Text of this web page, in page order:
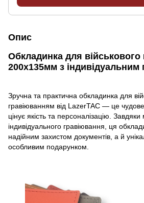
Опис
Обкладинка для військового
200х135мм з індивідуальним
Зручна та практична обкладинка для
гравіюванням від LazerTAC — це
цінує якість та персоналізацію.
індивідуального гравіювання, ця
надійним захистом документів, а й
особливим подарунком.